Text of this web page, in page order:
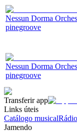
Nessun Dorma
pinegroove
Nessun Dorma
pinegroove
Transferir app
Links úteis
Catálogo musical
Jamendo